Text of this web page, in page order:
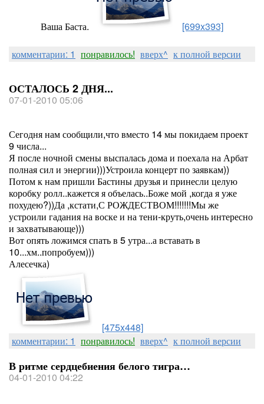
Ваша Баста. [699x393]
комментарии: 1 понравилось! вверх^ к полной версии
ОСТАЛОСЬ 2 ДНЯ...
07-01-2010 05:06
Сегодня нам сообщили,что вместо 14 мы покидаем проект
9 числа...
Я после ночной смены выспалась дома и поехала на Арбат
полная сил и энергии)))Устроила концерт по заявкам))
Потом к нам пришли Бастины друзья и принесли целую
коробку ролл..кажется я объелась..Боже мой ,когда я уже
похудею?))Да ,кстати,С РОЖДЕСТВОМ!!!!!!!Мы же
устроили гадания на воске и на тени-круть,очень интересно
и захватывающе)))
Вот опять ложимся спать в 5 утра...а вставать в
10...хм..попробуем)))
Алесечка)
[475x448]
комментарии: 1 понравилось! вверх^ к полной версии
В ритме сердцебиения белого тигра…
04-01-2010 04:22